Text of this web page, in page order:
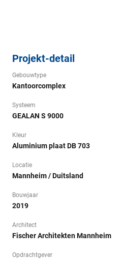
Projekt-detail
Gebouwtype
Kantoorcomplex
Systeem
GEALAN S 9000
Kleur
Aluminium plaat DB 703
Locatie
Mannheim / Duitsland
Bouwjaar
2019
Architect
Fischer Architekten Mannheim
Opdrachtgever